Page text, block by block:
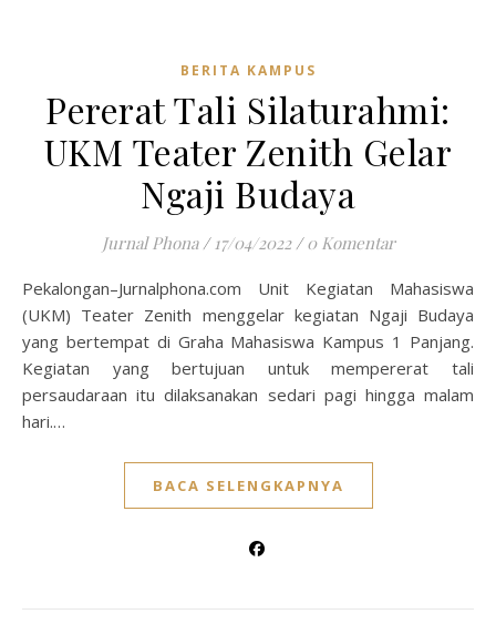
BERITA KAMPUS
Pererat Tali Silaturahmi:
UKM Teater Zenith Gelar
Ngaji Budaya
Jurnal Phona / 17/04/2022 / 0 Komentar
Pekalongan–Jurnalphona.com Unit Kegiatan Mahasiswa
(UKM) Teater Zenith menggelar kegiatan Ngaji Budaya
yang bertempat di Graha Mahasiswa Kampus 1 Panjang.
Kegiatan yang bertujuan untuk mempererat tali
persaudaraan itu dilaksanakan sedari pagi hingga malam
hari.…
BACA SELENGKAPNYA